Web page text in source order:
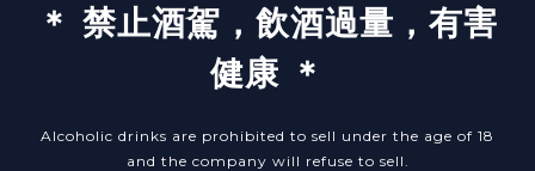
＊ 禁止酒駕，飲酒過量，有害
健康 ＊
Alcoholic drinks are prohibited to sell under the age of 18
and the company will refuse to sell.